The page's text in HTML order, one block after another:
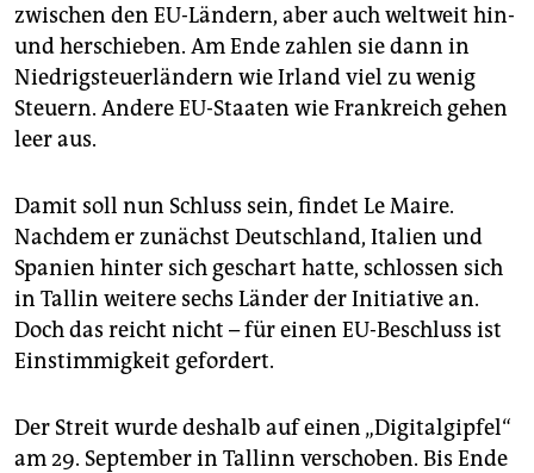
zwischen den EU-Ländern, aber auch weltweit hin-
und herschieben. Am Ende zahlen sie dann in
Niedrigsteuerländern wie Irland viel zu wenig
Steuern. Andere EU-Staaten wie Frankreich gehen
leer aus.
Damit soll nun Schluss sein, findet Le Maire.
Nachdem er zunächst Deutschland, Italien und
Spanien hinter sich geschart hatte, schlossen sich
in Tallin weitere sechs Länder der Initiative an.
Doch das reicht nicht – für einen EU-Beschluss ist
Einstimmigkeit gefordert.
Der Streit wurde deshalb auf einen „Digitalgipfel“
am 29. September in Tallinn verschoben. Bis Ende